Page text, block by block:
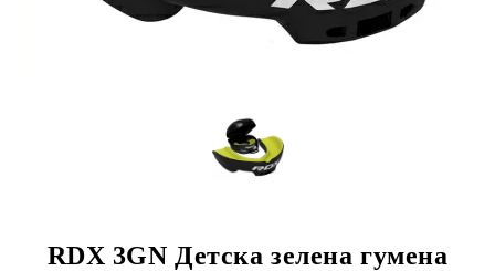
RDX 3GN Детска зелена гумена